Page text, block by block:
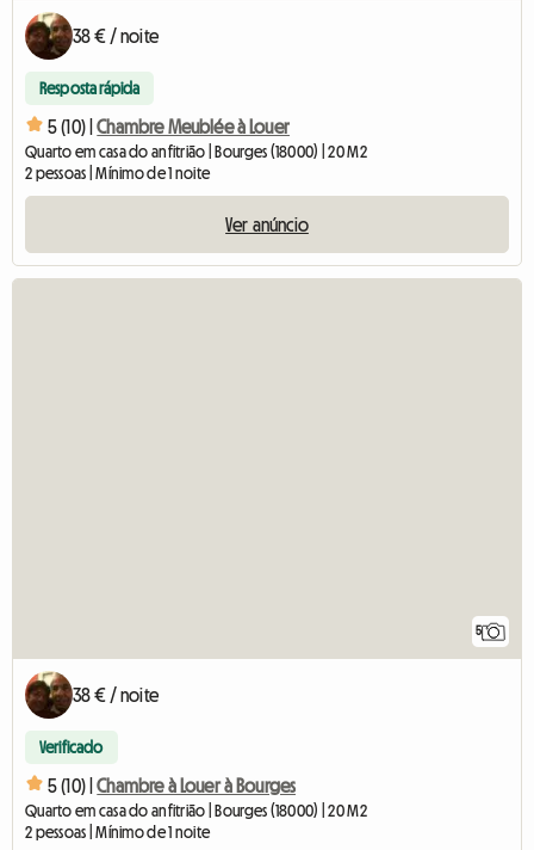
38 € / noite
Resposta rápida
5 (10) | Chambre Meublée à Louer
Quarto em casa do anfitrião | Bourges (18000) | 20 M2
2 pessoas | Mínimo de 1 noite
Ver anúncio
5
38 € / noite
Verificado
5 (10) | Chambre à Louer à Bourges
Quarto em casa do anfitrião | Bourges (18000) | 20 M2
2 pessoas | Mínimo de 1 noite